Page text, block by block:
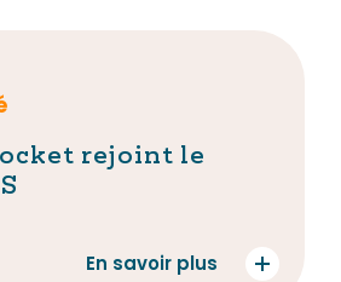
rejoint le
En savoir plus